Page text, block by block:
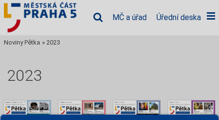
MČ a úřad Úřední deska
Noviny Pětka » 2023
2023